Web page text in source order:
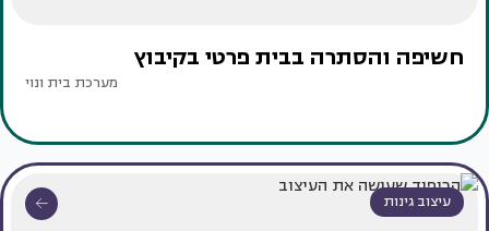
חשיפה והסתרה בבית פרטי בקיבוץ
מערכת בית ונוי
עיצוב גינות